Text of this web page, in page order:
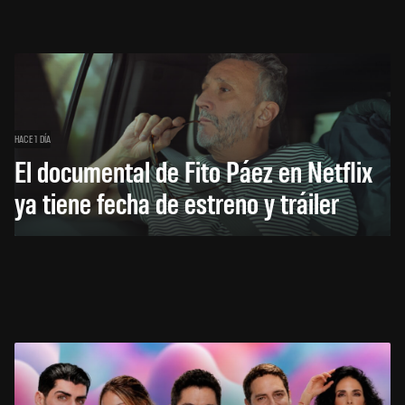
HACE 1 DÍA
El documental de Fito Páez en Netflix
ya tiene fecha de estreno y tráiler